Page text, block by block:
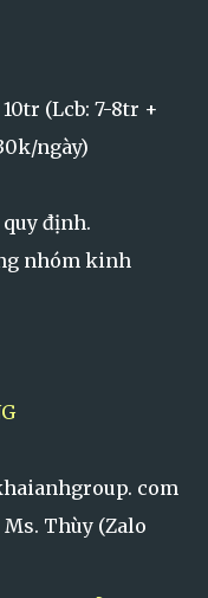
(Lcb: 7-8tr +
ngày)
định.
nhóm kinh
com
Ms. Thùy (Zalo